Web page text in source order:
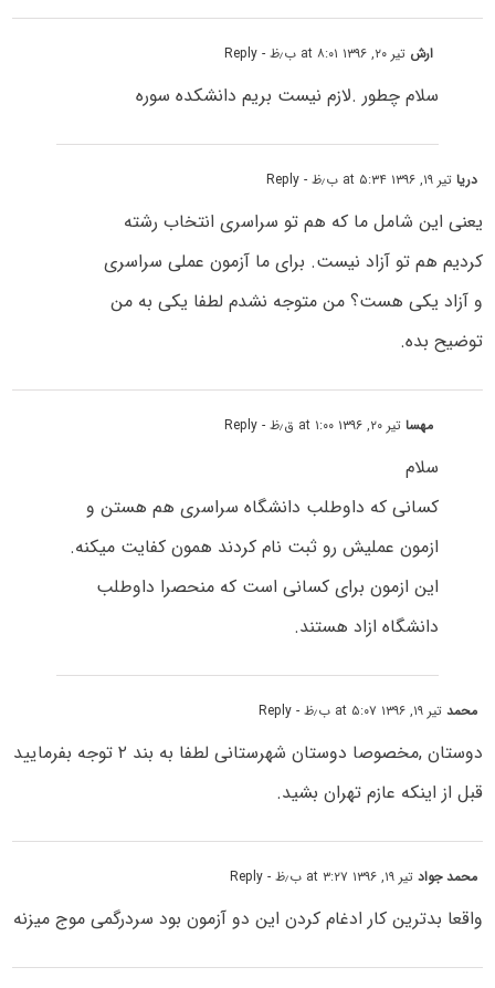
ارش تیر ۲۰, ۱۳۹۶ at ۸:۰۱ ب٫ظ - Reply
سلام چطور .لازم نیست بریم دانشکده سوره
دریاتیر ۱۹, ۱۳۹۶ at ۵:۳۴ ب٫ظ - Reply
یعنی این شامل ما که هم تو سراسری انتخاب رشته
کردیم هم تو آزاد نیست. برای ما آزمون عملی سراسری
و آزاد یکی هست؟ من متوجه نشدم لطفا یکی به من
توضیح بده.
مهساتیر ۲۰, ۱۳۹۶ at ۱:۰۰ ق٫ظ - Reply
سلام
کسانی که داوطلب دانشگاه سراسری هم هستن و
ازمون عملیش رو ثبت نام کردند همون کفایت میکنه.
این ازمون برای کسانی است که منحصرا داوطلب
دانشگاه ازاد هستند.
محمدتیر ۱۹, ۱۳۹۶ at ۵:۰۷ ب٫ظ - Reply
دوستان ,مخصوصا دوستان شهرستانی لطفا به بند ۲ توجه بفرمایید
قبل از اینکه عازم تهران بشید.
محمد جوادتیر ۱۹, ۱۳۹۶ at ۳:۲۷ ب٫ظ - Reply
واقعا بدترین کار ادغام کردن این دو آزمون بود سردرگمی موج میزنه